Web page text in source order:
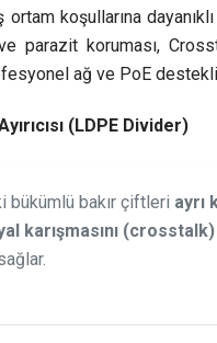
ortam koşullarına
parazit koruması,
ağ ve PoE
(LDPE Divider)
bükümlü bakır çiftleri ayrı
karışmasını